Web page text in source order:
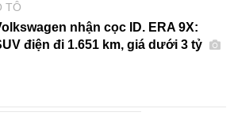
TÔ
nhận cọc ID. ERA 9X:
điện đi 1.651 km, giá dưới 3 tỷ